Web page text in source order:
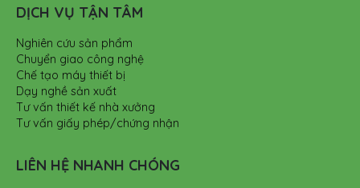
DỊCH VỤ TẬN TÂM
Nghiên cứu sản phẩm
Chuyển giao công nghệ
Chế tạo máy thiết bị
Dạy nghề sản xuất
Tư vấn thiết kế nhà xưởng
Tư vấn giấy phép/chứng nhận
LIÊN HỆ NHANH CHÓNG